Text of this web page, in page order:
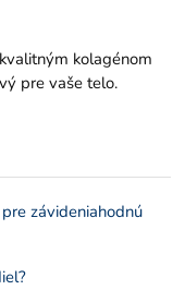
kolagénom
pre vaše telo.
závideniahodnú